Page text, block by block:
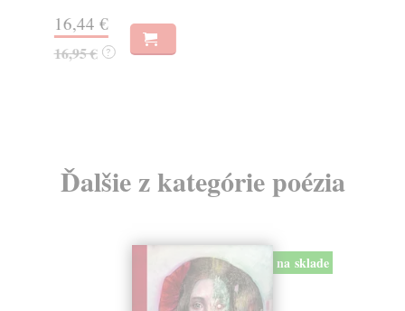
16,44 €
16,95 € ?
Ďalšie z kategórie poézia
na sklade